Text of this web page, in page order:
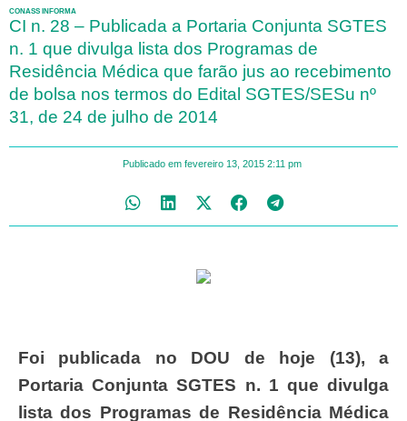
CONASS INFORMA
CI n. 28 – Publicada a Portaria Conjunta SGTES
n. 1 que divulga lista dos Programas de
Residência Médica que farão jus ao recebimento
de bolsa nos termos do Edital SGTES/SESu nº
31, de 24 de julho de 2014
Publicado em fevereiro 13, 2015 2:11 pm
Foi publicada no DOU de hoje (13), a
Portaria Conjunta SGTES n. 1 que divulga
lista dos Programas de Residência Médica